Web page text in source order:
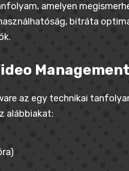
amelyen
bitráta
az egy technikai
alábbiakat: